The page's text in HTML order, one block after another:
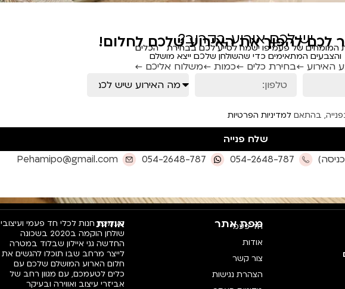
יש לכם אירוע בקרוב?
לכם להפוך את האירוע שלכם לחלום!
המומחים של פעמיפו ישמח לסייע לכם בבחירת הכלים
והצבעים המתאימים כדי שהשולחן שלכם ייצא מושלם
האירוע ←בחירת כלים ←כמות ←משלוח אליכם ←
בהתאםלמדיניות הפרטיות
שלח פנייה
054-2648-787
054-2648-787
Pehamipo@gmail.com
מפת אתר
חד פעמי
אודות
צור קשר
הצהרת נגישות
אודות
פעמיפו, חנות לכלי חד פעמי ועיצובי
שולחן הוקמה ב2020 בשכונה
החדשה גני איילון שבלוד במטרה
לייצר מרחב שבו תוכלו להגשים את
חלום הארוע המושלם שלכם עם
כלים לטעמכם, עם מגוון רחב של
אביזרי עיצוב ואווירה ובעיקר